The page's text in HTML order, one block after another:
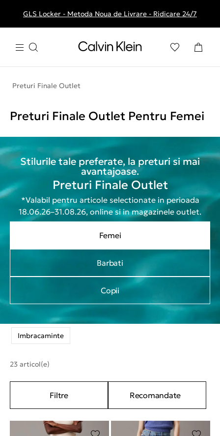
Livrare gratuita la comenzile de peste 250 RON
GLS Locker - Metoda Noua de Livrare - Ridicare 24/7
Preturi Finale Outlet
Preturi Finale Outlet Pentru Femei
Stilurile tale preferate, la preturi si mai
avantajoase.
Preturi Finale Outlet
*Valabil pentru articole selectionate in perioada
18.06.26–31.08.26, online si in magazinele outlet.
Femei
Barbati
Copii
Imbracaminte
23 articol(e)
Filtre Recomandate